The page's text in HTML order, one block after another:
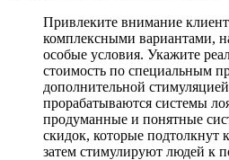
Привлеките внимание
комплексными вариантами,
особые условия. Укажите
стоимость по специальным
дополнительной
прорабатываются системы
продуманные и понятные
скидок, которые подтолкнут
затем стимулируют людей к